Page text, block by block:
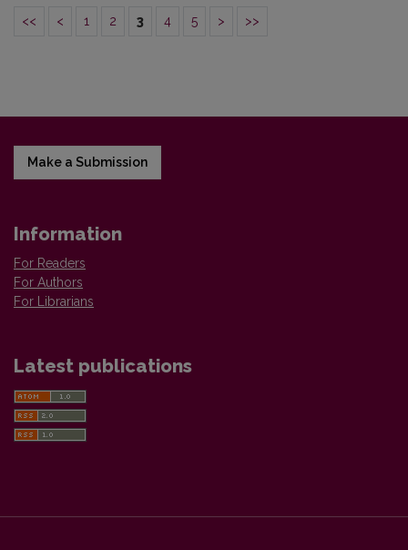
<< < 1 2 3 4 5 > >>
Make a Submission
Information
For Readers
For Authors
For Librarians
Latest publications